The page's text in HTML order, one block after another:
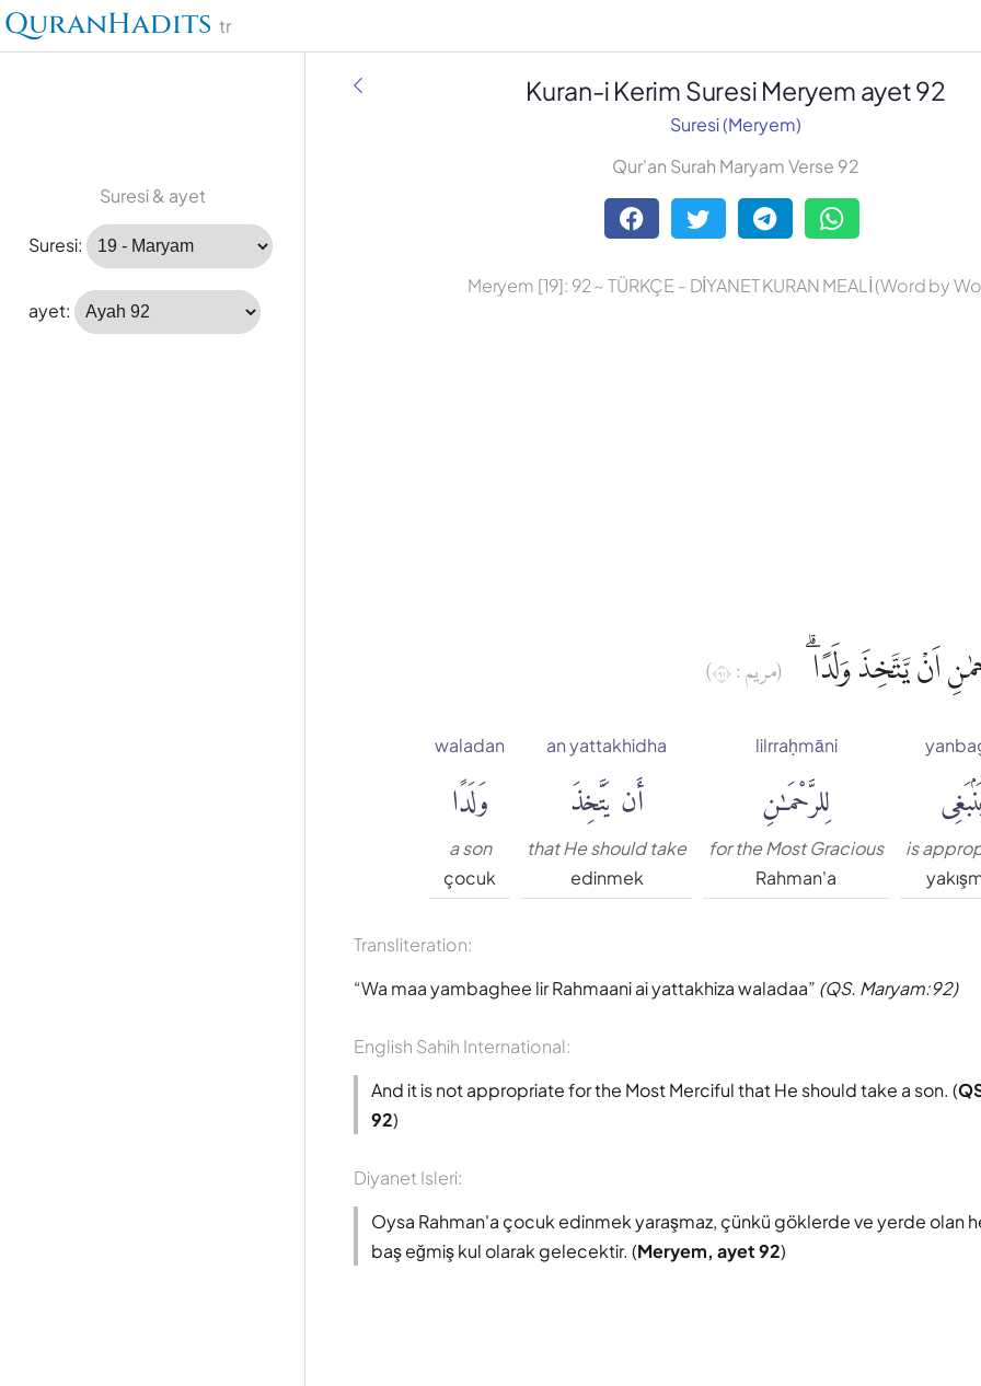
QuranHadits tr
Suresi & ayet
Suresi:
ayet:
Kuran-i Kerim Suresi Meryem ayet 92
Suresi (Meryem)
Qur'an Surah Maryam Verse 92
Meryem [19]: 92 ~ TÜRKÇE - DİYANET KURAN MEALİ (Word by
اَنْ يَّتَّخِذَ وَلَدًا (مريم : ١٩)
is
lilrraḥmāni
لِلرَّحْمَٰنِ
for the Most Gracious
Rahman'a
an yattakhidha
أَن يَتَّخِذَ
that He should take
edinmek
waladan
وَلَدًا
a son
çocuk
Transliteration:
Wa maa yambaghee lir Rahmaani ai yattakhiza waladaa (QS. Maryam:92)
English Sahih International:
And it is not appropriate for the Most Merciful that He should take a son. (
92)
Diyanet Isleri:
Oysa Rahman'a çocuk edinmek yaraşmaz, çünkü göklerde ve yerde olan
baş eğmiş kul olarak gelecektir. (Meryem, ayet 92)